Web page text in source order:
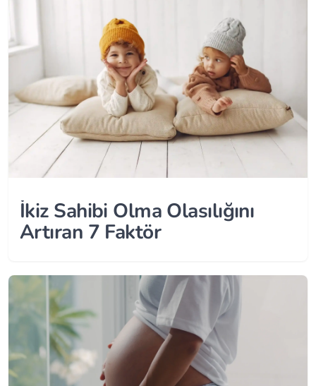
İkiz Sahibi Olma Olasılığını
Artıran 7 Faktör